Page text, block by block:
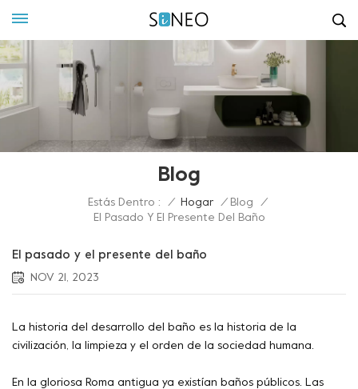
Blog
Estás Dentro : / Hogar / Blog
/
El Pasado Y El Presente Del Baño
El pasado y el presente del baño
NOV 21, 2023
La historia del desarrollo del baño es la historia de la
civilización, la limpieza y el orden de la sociedad humana.
En la gloriosa Roma antigua ya existían baños públicos. Las